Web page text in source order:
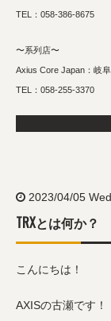
TEL：058-386-8675
〜系列店〜
Axius Core Japan：岐
TEL：058-255-3370
2023/04/05 Wed,
TRXとは何か？
こんにちは！
AXISの古瀬です！